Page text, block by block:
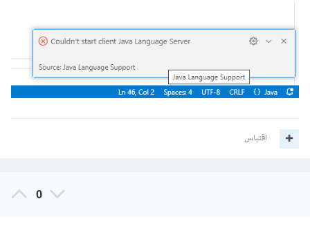
قم بتحميلها ثم فك الضغط واضافتها الى القرص المحلي c ثم قم
ثم يمكنك عمل تكوين للملفات javac داخل هذا المسار
اقتباس
0